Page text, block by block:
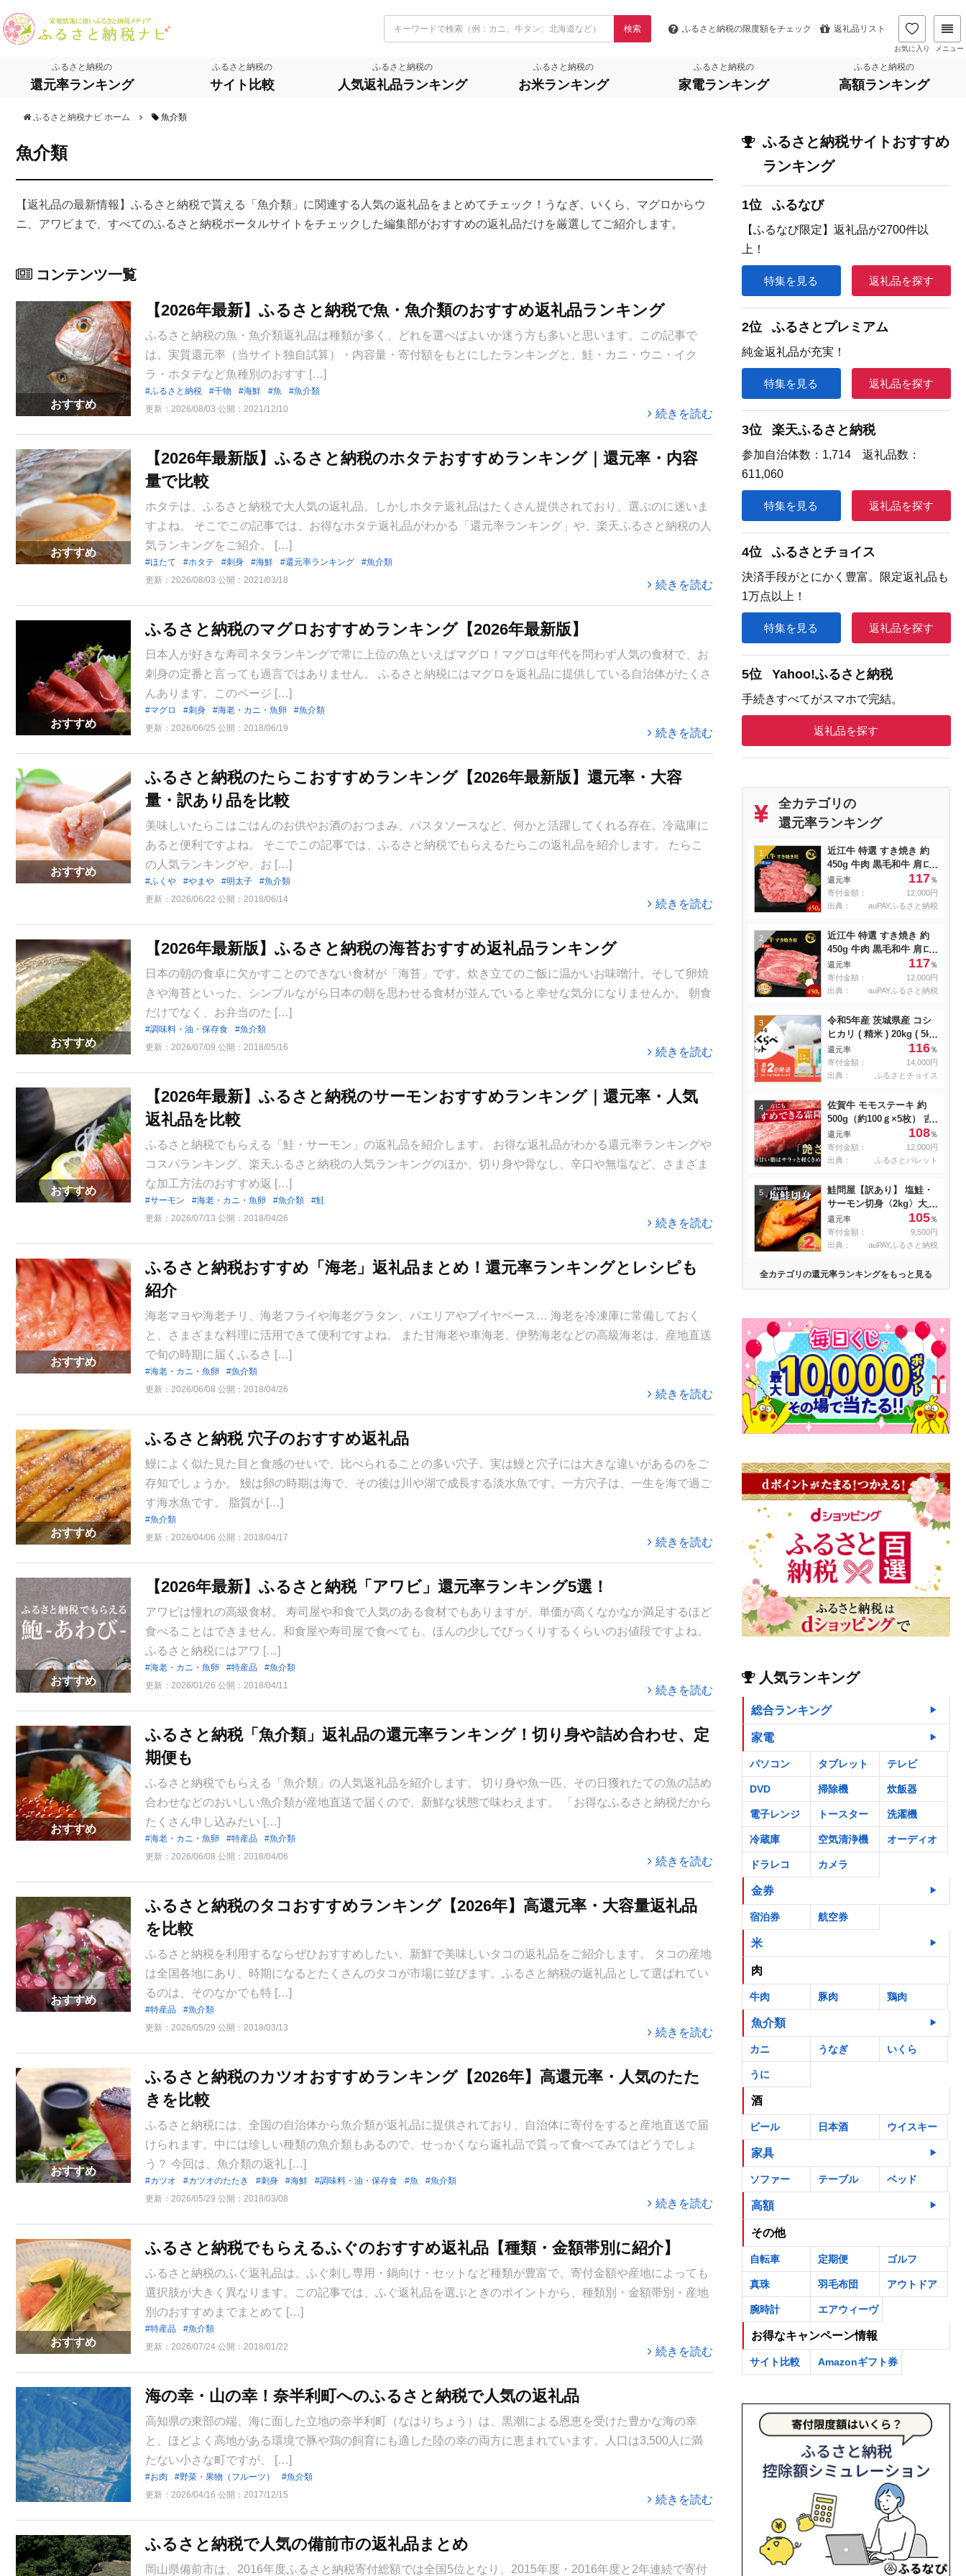
検索 ふるさと納税の限度額をチェック 返礼品リスト
お気に入り メニュー
ふるさと納税の
還元率ランキング
ふるさと納税の
サイト比較
ふるさと納税の
人気返礼品ランキング
ふるさと納税の
お米ランキング
ふるさと納税の
家電ランキング
ふるさと納税の
高額ランキング
ふるさと納税ナビ ホーム 魚介類
魚介類
【返礼品の最新情報】ふるさと納税で貰える「魚介類」に関連する人気の返礼品をまとめてチェック！うなぎ、いくら、マグロからウ
ニ、アワビまで、すべてのふるさと納税ポータルサイトをチェックした編集部がおすすめの返礼品だけを厳選してご紹介します。
コンテンツ一覧
【2026年最新】ふるさと納税で魚・魚介類のおすすめ返礼品ランキング
ふるさと納税の魚・魚介類返礼品は種類が多く、どれを選べばよいか迷う方も多いと思います。この記事で
は、実質還元率（当サイト独自試算）・内容量・寄付額をもとにしたランキングと、鮭・カニ・ウニ・イク
ラ・ホタテなど魚種別のおすす […]
ふるさと納税 干物 海鮮 魚
魚介類
更新： 2026/08/03 公開： 2021/12/10 続きを読む
おすすめ
【2026年最新版】ふるさと納税のホタテおすすめランキング｜還元率・内容
量で比較
ホタテは、ふるさと納税で大人気の返礼品。しかしホタテ返礼品はたくさん提供されており、選ぶのに迷いま
すよね。 そこでこの記事では、お得なホタテ返礼品がわかる「還元率ランキング」や、楽天ふるさと納税の人
気ランキングをご紹介。 […]
ほたて ホタテ 刺身 海鮮 還元率ランキング
魚介類
更新： 2026/08/03 公開： 2021/03/18 続きを読む
おすすめ
ふるさと納税のマグロおすすめランキング【2026年最新版】
日本人が好きな寿司ネタランキングで常に上位の魚といえばマグロ！マグロは年代を問わず人気の食材で、お
刺身の定番と言っても過言ではありません。 ふるさと納税にはマグロを返礼品に提供している自治体がたくさ
んあります。このページ […]
マグロ 刺身 海老・カニ・魚卵
魚介類
更新： 2026/06/25 公開： 2018/06/19 続きを読む
おすすめ
ふるさと納税のたらこおすすめランキング【2026年最新版】還元率・大容
量・訳あり品を比較
美味しいたらこはごはんのお供やお酒のおつまみ、パスタソースなど、何かと活躍してくれる存在。冷蔵庫に
あると便利ですよね。 そこでこの記事では、ふるさと納税でもらえるたらこの返礼品を紹介します。 たらこ
の人気ランキングや、お […]
ふくや やまや 明太子
魚介類
更新： 2026/06/22 公開： 2018/06/14 続きを読む
おすすめ
【2026年最新版】ふるさと納税の海苔おすすめ返礼品ランキング
日本の朝の食卓に欠かすことのできない食材が「海苔」です。炊き立てのご飯に温かいお味噌汁。そして卵焼
きや海苔といった、シンプルながら日本の朝を思わせる食材が並んでいると幸せな気分になりませんか。 朝食
だけでなく、お弁当のた […]
調味料・油・保存食
魚介類
更新： 2026/07/09 公開： 2018/05/16 続きを読む
おすすめ
【2026年最新】ふるさと納税のサーモンおすすめランキング｜還元率・人気
返礼品を比較
ふるさと納税でもらえる「鮭・サーモン」の返礼品を紹介します。 お得な返礼品がわかる還元率ランキングや
コスパランキング、楽天ふるさと納税の人気ランキングのほか、切り身や骨なし、辛口や無塩など、さまざま
な加工方法のおすすめ返 […]
サーモン 海老・カニ・魚卵 魚介類
鮭
更新： 2026/07/13 公開： 2018/04/26 続きを読む
おすすめ
ふるさと納税おすすめ「海老」返礼品まとめ！還元率ランキングとレシピも
紹介
海老マヨや海老チリ、海老フライや海老グラタン、パエリアやブイヤベース… 海老を冷凍庫に常備しておく
と、さまざまな料理に活用できて便利ですよね。 また甘海老や車海老、伊勢海老などの高級海老は、産地直送
で旬の時期に届くふるさ […]
海老・カニ・魚卵
魚介類
更新： 2026/06/08 公開： 2018/04/26 続きを読む
おすすめ
ふるさと納税 穴子のおすすめ返礼品
鰻によく似た見た目と食感のせいで、比べられることの多い穴子。実は鰻と穴子には大きな違いがあるのをご
存知でしょうか。 鰻は卵の時期は海で、その後は川や湖で成長する淡水魚です。一方穴子は、一生を海で過ご
す海水魚です。 脂質が […]
魚介類
更新： 2026/04/06 公開： 2018/04/17 続きを読む
おすすめ
【2026年最新】ふるさと納税「アワビ」還元率ランキング5選！
アワビは憧れの高級食材。 寿司屋や和食で人気のある食材でもありますが、単価が高くなかなか満足するほど
食べることはできません。和食屋や寿司屋で食べても、ほんの少しでびっくりするくらいのお値段ですよね。
ふるさと納税にはアワ […]
海老・カニ・魚卵 特産品
魚介類
更新： 2026/01/26 公開： 2018/04/11 続きを読む
おすすめ
ふるさと納税「魚介類」返礼品の還元率ランキング！切り身や詰め合わせ、定
期便も
ふるさと納税でもらえる「魚介類」の人気返礼品を紹介します。 切り身や魚一匹、その日獲れたての魚の詰め
合わせなどのおいしい魚介類が産地直送で届くので、新鮮な状態で味わえます。 「お得なふるさと納税だから
たくさん申し込みたい […]
海老・カニ・魚卵 特産品
魚介類
更新： 2026/06/08 公開： 2018/04/06 続きを読む
おすすめ
ふるさと納税のタコおすすめランキング【2026年】高還元率・大容量返礼品
を比較
ふるさと納税を利用するならぜひおすすめしたい、新鮮で美味しいタコの返礼品をご紹介します。 タコの産地
は全国各地にあり、時期になるとたくさんのタコが市場に並びます。ふるさと納税の返礼品として選ばれてい
るのは、そのなかでも特 […]
特産品
魚介類
更新： 2026/05/29 公開： 2018/03/13 続きを読む
おすすめ
ふるさと納税のカツオおすすめランキング【2026年】高還元率・人気のたた
きを比較
ふるさと納税には、全国の自治体から魚介類が返礼品に提供されており、自治体に寄付をすると産地直送で届
けられます。中には珍しい種類の魚介類もあるので、せっかくなら返礼品で貰って食べてみてはどうでしょ
う？ 今回は、魚介類の返礼 […]
カツオ カツオのたたき 刺身 海鮮 調味料・油・保存食 魚
魚介類
更新： 2026/05/29 公開： 2018/03/08 続きを読む
おすすめ
ふるさと納税でもらえるふぐのおすすめ返礼品【種類・金額帯別に紹介】
ふるさと納税のふぐ返礼品は、ふぐ刺し専用・鍋向け・セットなど種類が豊富で、寄付金額や産地によっても
選択肢が大きく異なります。この記事では、ふぐ返礼品を選ぶときのポイントから、種類別・金額帯別・産地
別のおすすめまでまとめて […]
特産品
魚介類
更新： 2026/07/24 公開： 2018/01/22 続きを読む
おすすめ
海の幸・山の幸！奈半利町へのふるさと納税で人気の返礼品
高知県の東部の端、海に面した立地の奈半利町（なはりちょう）は、黒潮による恩恵を受けた豊かな海の幸
と、ほどよく高地がある環境で豚や鶏の飼育にも適した陸の幸の両方に恵まれています。人口は3,500人に満
たない小さな町ですが、 […]
お肉 野菜・果物（フルーツ）
魚介類
更新： 2026/04/16 公開： 2017/12/15 続きを読む
ふるさと納税で人気の備前市の返礼品まとめ
岡山県備前市は、2016年度ふるさと納税寄付総額では全国5位となり、2015年度・2016年度と2年連続で寄付
ふるさと納税サイトおすすめ
ランキング
1位 ふるなび
【ふるなび限定】返礼品が2700件以
上！
特集を見る 返礼品を探す
2位 ふるさとプレミアム
純金返礼品が充実！
特集を見る 返礼品を探す
3位 楽天ふるさと納税
参加自治体数：1,714 返礼品数：
611,060
特集を見る 返礼品を探す
4位 ふるさとチョイス
決済手段がとにかく豊富。限定返礼品も
1万点以上！
特集を見る 返礼品を探す
5位 Yahoo!ふるさと納税
手続きすべてがスマホで完結。
返礼品を探す
全カテゴリの
還元率ランキング
1
近江牛 特選 すき焼き 約
450g 牛肉 黒毛和牛 肩ロ
ース モモ すきやき すき
焼き肉 すき焼き用 肉 お
肉 牛 和牛 納期 最長3カ月
還元率 117％
寄付金額：
12,000円
出典：
auPAYふるさと納税
2
近江牛 特選 すき焼き 約
450g 牛肉 黒毛和牛 肩ロ
ース モモ すきやき すき
焼き肉 すき焼き用 肉 お
肉 牛 和牛 納期 最長3カ月
還元率 117％
寄付金額：
12,000円
出典：
auPAYふるさと納税
3
令和5年産 茨城県産 コシ
ヒカリ ( 精米 ) 20kg ( 5kg
× 4袋 )
還元率 116％
寄付金額：
14,000円
出典：
ふるさとチョイス
4
佐賀牛 モモステーキ 約
500g（約100ｇ×5枚） 吉
野ヶ里町 [FDB057]
還元率 108％
寄付金額：
12,000円
出典：
ふるさとパレット
5
鮭問屋【訳あり】 塩鮭・
サーモン切身〈2kg〉大人
気 鮭 切り身 家計応援 不
揃い 鮭問屋直送
【MS03】
還元率 105％
寄付金額：
9,500円
出典：
auPAYふるさと納税
全カテゴリの還元率ランキングをもっと見る
人気ランキング
総合ランキング
家電
パソコン タブレット テレビ
DVD 掃除機 炊飯器
電子レンジ トースター 洗濯機
冷蔵庫 空気清浄機 オーディオ
ドラレコ カメラ
金券
宿泊券 航空券
米
肉
牛肉 豚肉 鶏肉
魚介類
カニ うなぎ いくら
うに
酒
ビール 日本酒 ウイスキー
家具
ソファー テーブル ベッド
高額
その他
自転車 定期便 ゴルフ
真珠 羽毛布団 アウトドア
腕時計 エアウィーヴ
お得なキャンペーン情報
サイト比較 Amazonギフト券